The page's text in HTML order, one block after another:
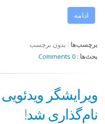
ادامه
برچسب‌ها : بدون برچسب
بحث‌ها :
0 Comments
ویرایشگر
نام‌گذاری شد!